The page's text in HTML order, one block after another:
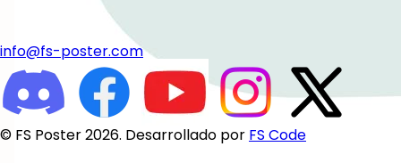
info@fs-poster.com
© FS Poster 2026. Desarrollado por FS Code